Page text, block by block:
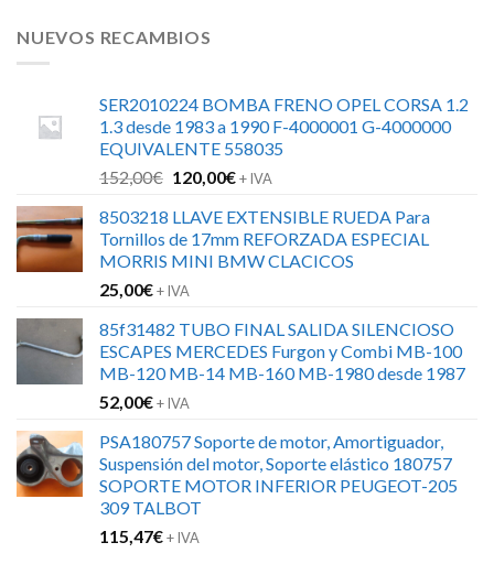
NUEVOS RECAMBIOS
SER2010224 BOMBA FRENO OPEL CORSA 1.2
1.3 desde 1983 a 1990 F-4000001 G-4000000
EQUIVALENTE 558035
152,00€ El
original
era:
152,00€.
120,00€El
actual
es:
120,00€.
+ IVA
8503218 LLAVE EXTENSIBLE RUEDA Para
Tornillos de 17mm REFORZADA ESPECIAL
MORRIS MINI BMW CLACICOS
25,00€+ IVA
85f31482 TUBO FINAL SALIDA SILENCIOSO
ESCAPES MERCEDES Furgon y Combi MB-100
MB-120 MB-14 MB-160 MB-1980 desde 1987
52,00€+ IVA
PSA180757 Soporte de motor, Amortiguador,
Suspensión del motor, Soporte elástico 180757
SOPORTE MOTOR INFERIOR PEUGEOT-205
309 TALBOT
115,47€+ IVA